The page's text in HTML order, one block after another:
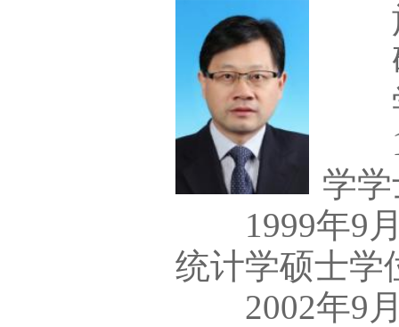
研
学
学
1999年9月-
统计学硕士学
2002年9月-